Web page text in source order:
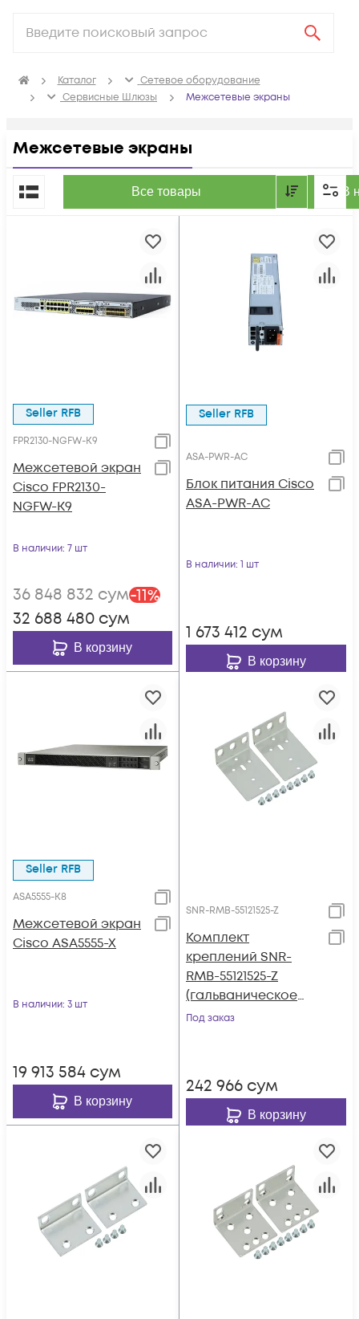
Каталог
Сетевое оборудование
Сервисные Шлюзы
Межсетевые экраны
Межсетевые экраны
Все товары В
По популярности
Seller RFB
FPR2130-NGFW-K9
Межсетевой экран
Cisco FPR2130-
NGFW-K9
В наличии: 7 шт
36 848 832 сум-11%
32 688 480 сум
В корзину
Seller RFB
ASA-PWR-AC
Блок питания Cisco
ASA-PWR-AC
В наличии: 1 шт
1 673 412 сум
В корзину
Seller RFB
ASA5555-K8
Межсетевой экран
Cisco ASA5555-X
В наличии: 3 шт
19 913 584 сум
В корзину
SNR-RMB-55121525-Z
Комплект
креплений SNR-
RMB-55121525-Z
(гальваническое
покрытие) для ASA
Под заказ
242 966 сум
В корзину